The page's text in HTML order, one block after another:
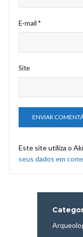
E-mail *
Site
Este site utiliza o
seus dados em